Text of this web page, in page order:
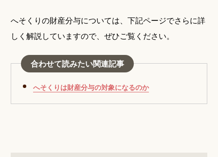
へそくりの財産分与については、下記ページでさらに詳
しく解説していますので、ぜひご覧ください。
合わせて読みたい関連記事
へそくりは財産分与の対象になるのか